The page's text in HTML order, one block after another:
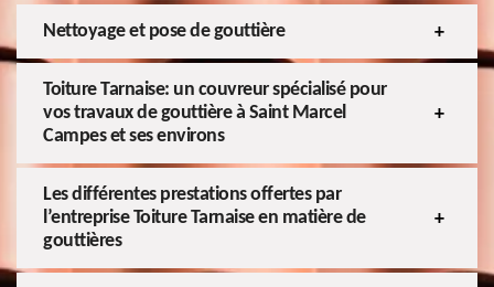
Nettoyage et pose de gouttière
Toiture Tarnaise: un couvreur spécialisé pour
vos travaux de gouttière à Saint Marcel
Campes et ses environs
Les différentes prestations offertes par
l’entreprise Toiture Tarnaise en matière de
gouttières